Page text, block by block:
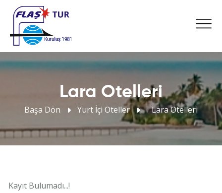
Lara Otelleri
Başa Dön Yurt İçi Oteller /Lara Otelleri
Kayıt Bulumadı...!